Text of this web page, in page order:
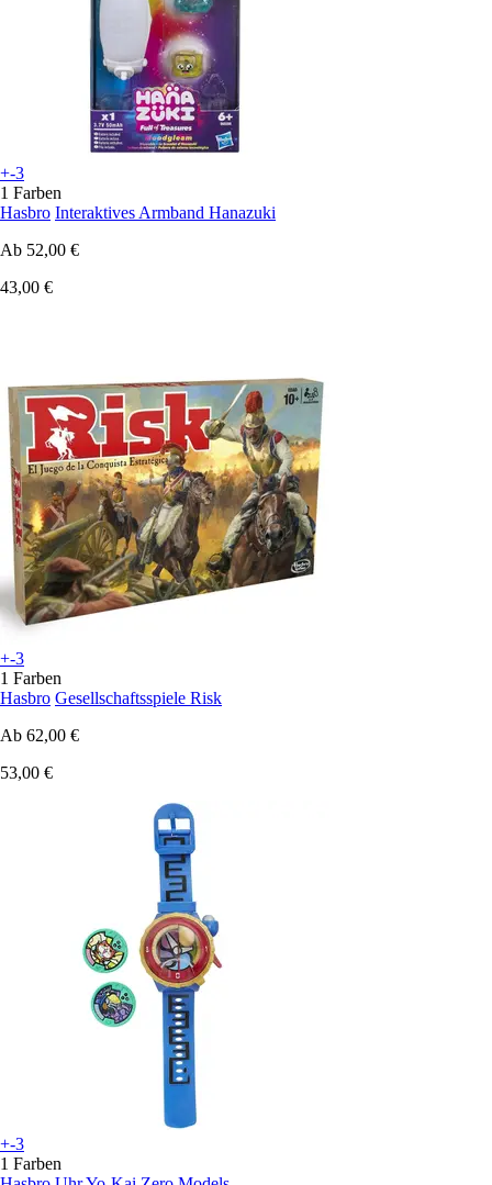
+-3
1 Farben
Hasbro Interaktives Armband Hanazuki
Ab 52,00 €
43,00 €
+-3
1 Farben
Hasbro Gesellschaftsspiele Risk
Ab 62,00 €
53,00 €
+-3
1 Farben